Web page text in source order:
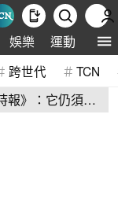
娛樂 運動 全球
跨世代 TCN
報》：它仍須證